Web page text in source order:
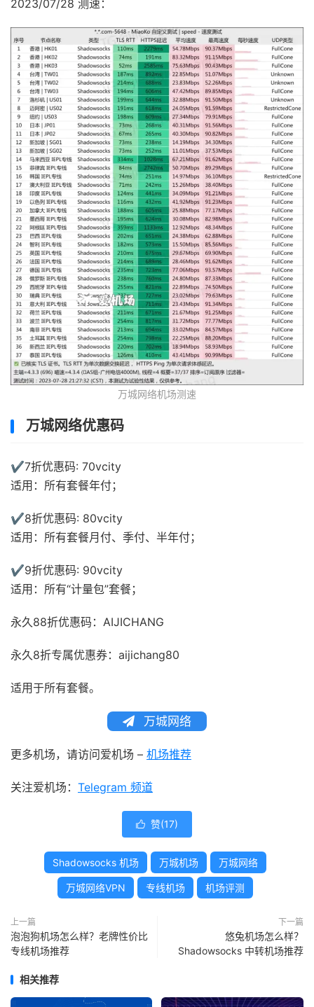
2023/07/28 测速：
万城网络机场测速
万城网络优惠码
✔️7折优惠码: 70vcity
适用：所有套餐年付；
✔️8折优惠码: 80vcity
适用：所有套餐月付、季付、半年付；
✔️9折优惠码: 90vcity
适用：所有“计量包”套餐；
永久88折优惠码：AIJICHANG
永久8折专属优惠券：aijichang80
适用于所有套餐。
万城网络
更多机场，请访问爱机场 – 机场推荐
关注爱机场： Telegram 频道
 赞(17)
Shadowsocks 机场 万城机场 万城网络
万城网络VPN 专线机场 机场评测
上一篇
泡泡狗机场怎么样？老牌性价比
专线机场推荐
下一篇
悠兔机场怎么样？
Shadowsocks 中转机场推荐
相关推荐